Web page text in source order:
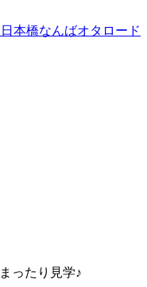
ったり見学♪